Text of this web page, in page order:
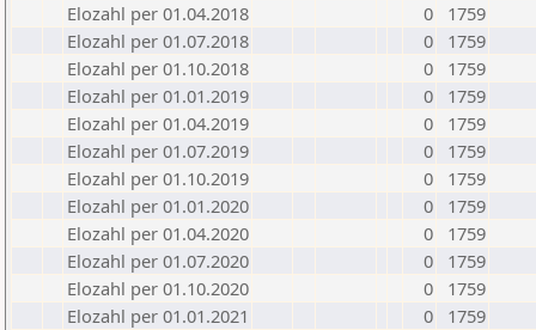
Elozahl per 01.04.2018
0
1759
Elozahl per 01.07.2018
0
1759
Elozahl per 01.10.2018
0
1759
Elozahl per 01.01.2019
0
1759
Elozahl per 01.04.2019
0
1759
Elozahl per 01.07.2019
0
1759
Elozahl per 01.10.2019
0
1759
Elozahl per 01.01.2020
0
1759
Elozahl per 01.04.2020
0
1759
Elozahl per 01.07.2020
0
1759
Elozahl per 01.10.2020
0
1759
Elozahl per 01.01.2021
0
1759